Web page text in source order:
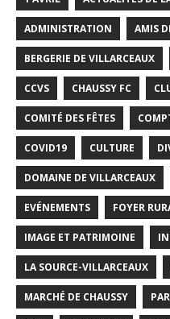
ADMINISTRATION AMIS
BERGERIE DE VILLARCEAUX
CCVS CHAUSSY FC
COMITÉ DES FÊTES
COVID19 CULTURE
DOMAINE DE VILLARCEAUX
EVÉNEMENTS FOYER
IMAGE ET PATRIMOINE
LA SOURCE-VILLARCEAUX
MARCHÉ DE CHAUSSY